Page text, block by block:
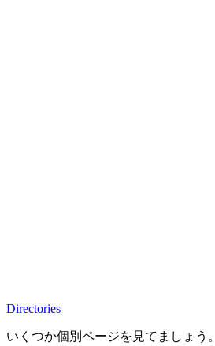
Directories
いくつか個別ページを見てましょう。